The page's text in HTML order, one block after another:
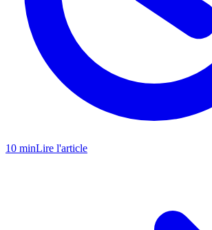
10 minLire l'article